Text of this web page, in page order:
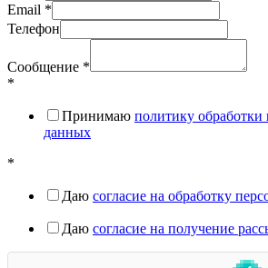
Email *
Телефон
Сообщение *
*
Принимаю политику обработки
данных
*
Даю согласие на обработку
Даю согласие на получение